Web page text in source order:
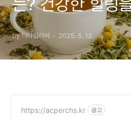
는? 건강한 힐링
랜드 추천
by 티타임러버 2025. 5. 12.
https://acperchs.kr 광고